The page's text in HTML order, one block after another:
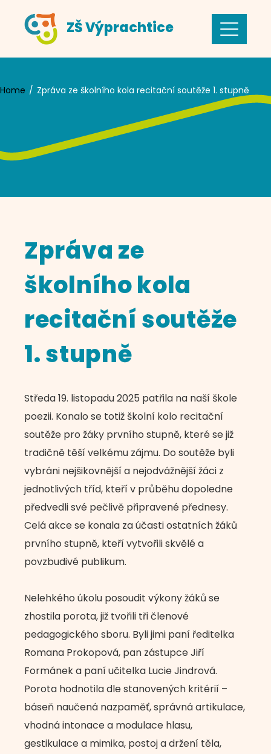
content
ZŠ Výprachtice
Home Zpráva ze školního kola recitační soutěže 1. stupně
Zpráva ze
školního kola
recitační soutěže
1. stupně
Středa 19. listopadu 2025 patřila na naší škole
poezii. Konalo se totiž školní kolo recitační
soutěže pro žáky prvního stupně, které se již
tradičně těší velkému zájmu. Do soutěže byli
vybráni nejšikovnější a nejodvážnější žáci z
jednotlivých tříd, kteří v průběhu dopoledne
předvedli své pečlivě připravené přednesy.
Celá akce se konala za účasti ostatních žáků
prvního stupně, kteří vytvořili skvělé a
povzbudivé publikum.
Nelehkého úkolu posoudit výkony žáků se
zhostila porota, již tvořili tři členové
pedagogického sboru. Byli jimi paní ředitelka
Romana Prokopová, pan zástupce Jiří
Formánek a paní učitelka Lucie Jindrová.
Porota hodnotila dle stanovených kritérií –
báseň naučená nazpaměť, správná artikulace,
vhodná intonace a modulace hlasu,
gestikulace a mimika, postoj a držení těla,